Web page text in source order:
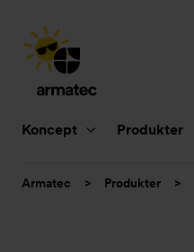
Koncept Produkter
Du
Armatec > Produkter >